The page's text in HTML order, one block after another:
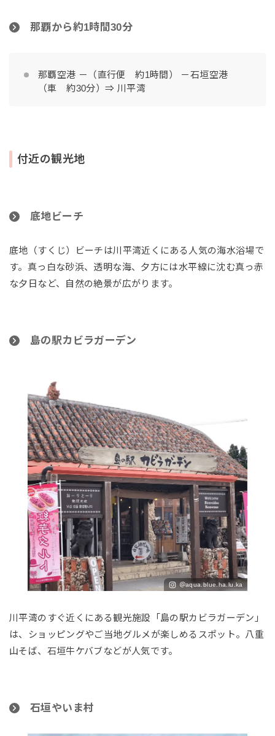
那覇から約1時間30分
那覇空港 －（直行便 約1時間） －石垣空港
（車 約30分）⇒ 川平湾
付近の観光地
底地ビーチ
底地（すくじ）ビーチは川平湾近くにある人気の海水浴場で
す。真っ白な砂浜、透明な海、夕方には水平線に沈む真っ赤
な夕日など、自然の絶景が広がります。
島の駅カビラガーデン
＠aqua.blue.ha.lu.ka
川平湾のすぐ近くにある観光施設「島の駅カビラガーデン」
は、ショッピングやご当地グルメが楽しめるスポット。八重
山そば、石垣牛ケバブなどが人気です。
石垣やいま村